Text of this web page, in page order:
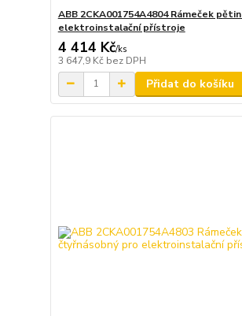
ABB 2CKA001754A4804 Rámeček
elektroinstalační přístroje
4 414 Kč/ks
3 647,9 Kč bez DPH
Přidat do košíku